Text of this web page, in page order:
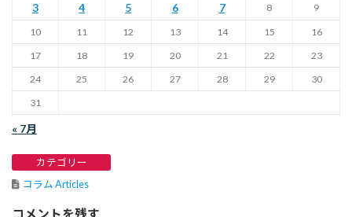
3
4 5 6 7 8 9
10 11 12 13 14 15
16
17
18 19 20 21 22
23
24
25 26 27 28 29
30
31
« 7月
カテゴリー
コラム Articles
コメントを残す